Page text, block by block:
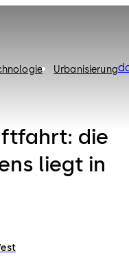
Urbanisierung
die
liegt in